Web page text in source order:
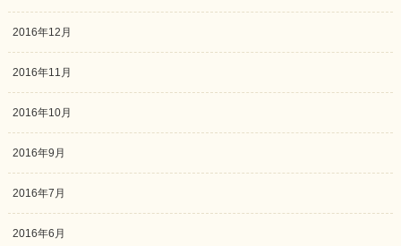
2016年12月
2016年11月
2016年10月
2016年9月
2016年7月
2016年6月